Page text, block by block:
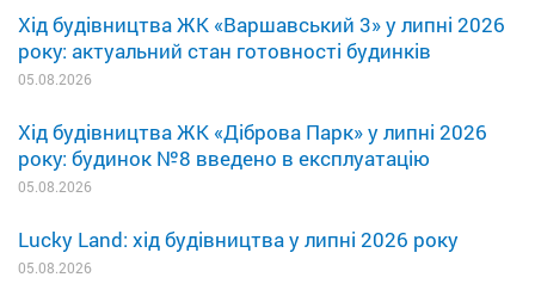
Хід будівництва ЖК «Варшавський 3» у липні 2026
року: актуальний стан готовності будинків
05.08.2026
Хід будівництва ЖК «Діброва Парк» у липні 2026
року: будинок №8 введено в експлуатацію
05.08.2026
Lucky Land: хід будівництва у липні 2026 року
05.08.2026